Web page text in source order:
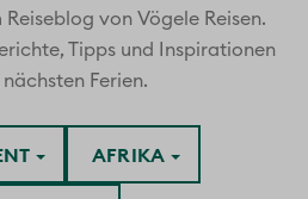
von Vögele Reisen.
Tipps und Inspirationen
Ferien.
AFRIKA